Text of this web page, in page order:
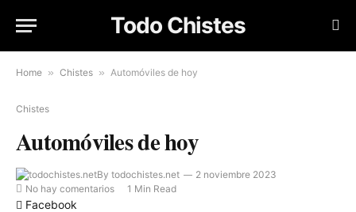
Todo Chistes
Home » Chistes » Automóviles de hoy
Chistes
Automóviles de hoy
By todochistes.net
2 noviembre 2023
No hay comentarios
1 Min Read
Facebook